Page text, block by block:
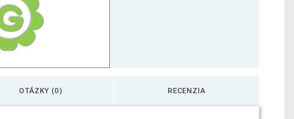
OTÁZKY (0) RECENZIA